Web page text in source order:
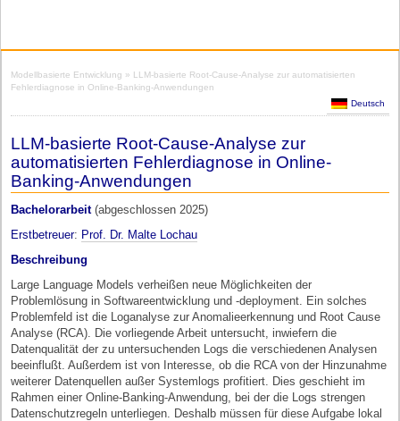
Modellbasierte Entwicklung » LLM-basierte Root-Cause-Analyse zur automatisierten
Fehlerdiagnose in Online-Banking-Anwendungen
Deutsch
LLM-basierte Root-Cause-Analyse zur
automatisierten Fehlerdiagnose in Online-
Banking-Anwendungen
Bachelorarbeit(abgeschlossen 2025)
Erstbetreuer: Prof. Dr. Malte Lochau
Beschreibung
Large Language Models verheißen neue Möglichkeiten der
Problemlösung in Softwareentwicklung und -deployment. Ein solches
Problemfeld ist die Loganalyse zur Anomalieerkennung und Root Cause
Analyse (RCA). Die vorliegende Arbeit untersucht, inwiefern die
Datenqualität der zu untersuchenden Logs die verschiedenen Analysen
beeinflußt. Außerdem ist von Interesse, ob die RCA von der Hinzunahme
weiterer Datenquellen außer Systemlogs profitiert. Dies geschieht im
Rahmen einer Online-Banking-Anwendung, bei der die Logs strengen
Datenschutzregeln unterliegen. Deshalb müssen für diese Aufgabe lokal